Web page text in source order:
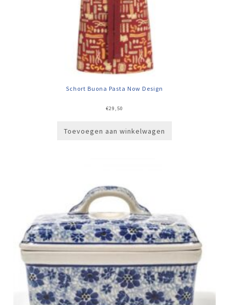
Schort Buona Pasta Now Design
€29,50
Toevoegen aan winkelwagen